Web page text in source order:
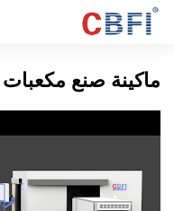
ماكينة صنع مكعبات